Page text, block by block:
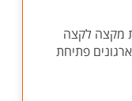
מקצה לקצה
פתיחת